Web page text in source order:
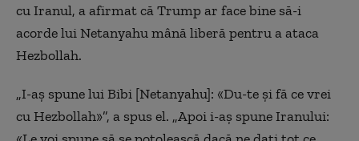
cu Iranul, a afirmat că Trump ar face bine să-i
acorde lui Netanyahu mână liberă pentru a ataca
Hezbollah.
„I-aș spune lui Bibi [Netanyahu]: «Du-te și fă ce vrei
cu Hezbollah»”, a spus el. „Apoi i-aș spune Iranului: